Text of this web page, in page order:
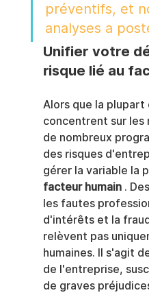
préventifs, et
analyses a
Unifier votre
risque lié au
Alors que la plupart
concentrent sur les
de nombreux
des risques
gérer la variable la
facteur humain .
les fautes
d'intérêts et la
relèvent pas
humaines. Il s'agit
de l'entreprise,
de graves